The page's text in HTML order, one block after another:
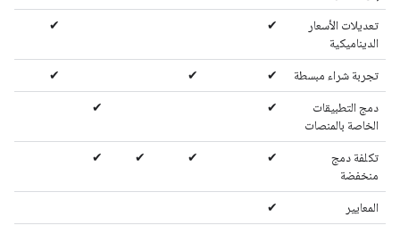
تعديلات الأسعار
الديناميكية
✔
✔
تجربة شراء مبسطة ✔
✔
✔
دمج التطبيقات
الخاصة بالمنصات
✔
✔
تكلفة دمج
منخفضة
✔
✔
✔
✔
المعايير ✔